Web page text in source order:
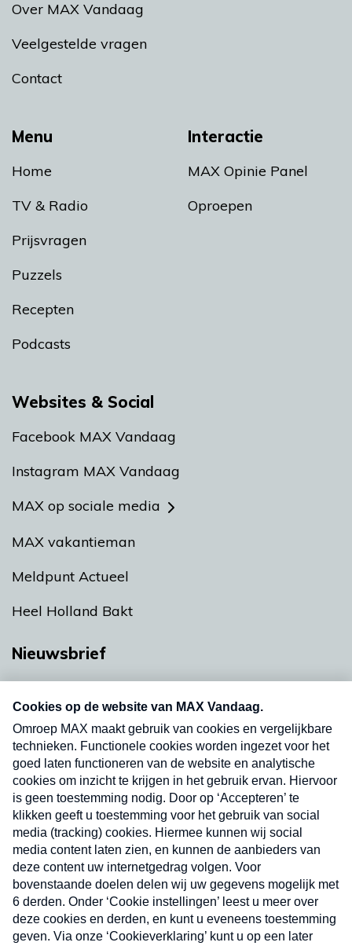
Menu
Home
TV & Radio
Prijsvragen
Puzzels
Recepten
Podcasts
Interactie
MAX Opinie Panel
Oproepen
Over MAX Vandaag
Veelgestelde vragen
Contact
Websites & Social
Facebook MAX Vandaag
Instagram MAX Vandaag
MAX op sociale media
MAX vakantieman
Meldpunt Actueel
Heel Holland Bakt
Nieuwsbrief
nieuwsbrief. Elke vrijdag- en dinsdagochtend in
uw mailbox.
Verzend
Nieuwsbrief